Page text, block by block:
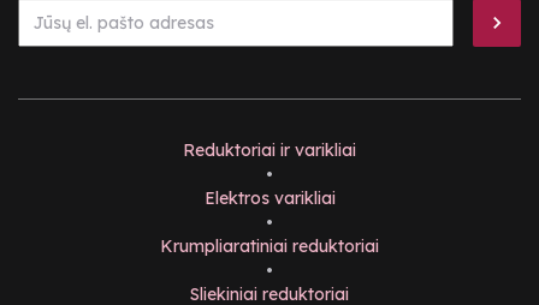
Reduktoriai ir varikliai
•
Elektros varikliai
•
Krumpliaratiniai reduktoriai
•
Sliekiniai reduktoriai